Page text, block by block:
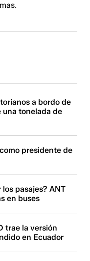
a bordo de
una tonelada de
presidente de
pasajes? ANT
en buses
trae la versión
en Ecuador